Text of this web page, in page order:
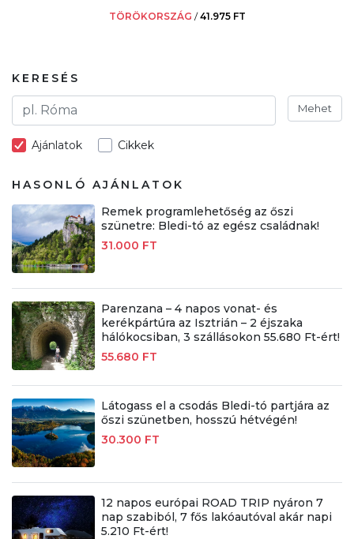
TÖRÖKORSZÁG /41.975 FT
KERESÉS
Mehet
Ajánlatok Cikkek
HASONLÓ AJÁNLATOK
Remek programlehetőség az őszi
szünetre: Bledi-tó az egész családnak!
31.000 FT
Parenzana – 4 napos vonat- és
kerékpártúra az Isztrián – 2 éjszaka
hálókocsiban, 3 szállásokon 55.680 Ft-ért!
55.680 FT
Látogass el a csodás Bledi-tó partjára az
őszi szünetben, hosszú hétvégén!
30.300 FT
12 napos európai ROAD TRIP nyáron 7
nap szabiból, 7 fős lakóautóval akár napi
5.210 Ft-ért!